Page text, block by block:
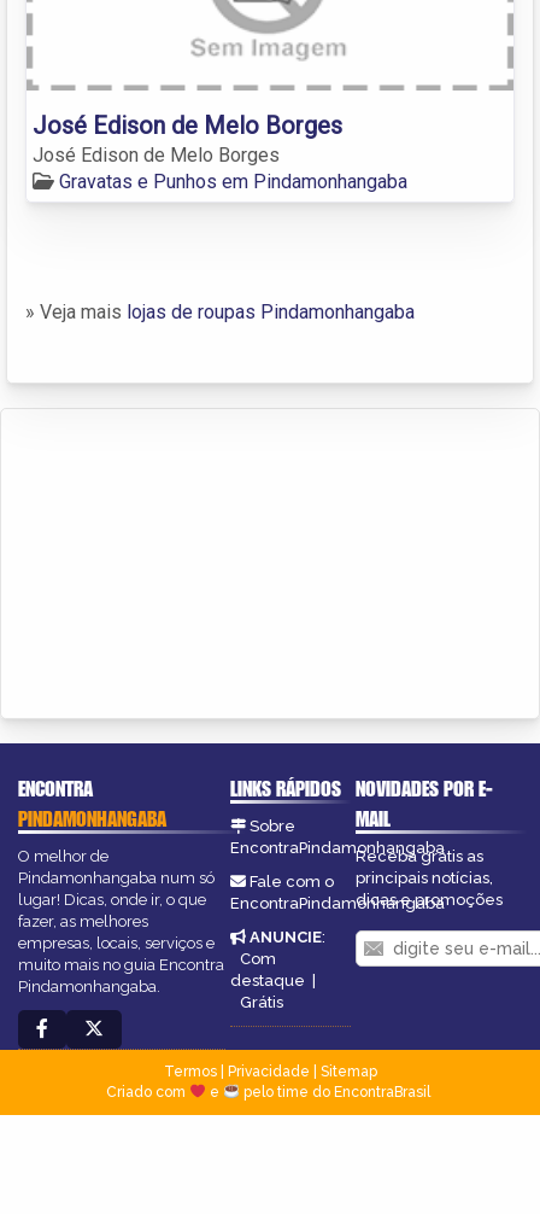
José Edison de Melo Borges
José Edison de Melo Borges
Gravatas e Punhos em Pindamonhangaba
» Veja mais lojas de roupas Pindamonhangaba
ENCONTRA
PINDAMONHANGABA
O melhor de
Pindamonhangaba num só
lugar! Dicas, onde ir, o que
fazer, as melhores
empresas, locais, serviços e
muito mais no guia Encontra
Pindamonhangaba.
LINKS RÁPIDOS
Sobre
EncontraPindamonhangaba
Fale com o
EncontraPindamonhangaba
ANUNCIE:
Com
destaque |
Grátis
NOVIDADES POR E-
MAIL
Receba grátis as
principais notícias,
dicas e promoções
Termos| Privacidade
Sitemap
Criado com
e pelo time do EncontraBrasil